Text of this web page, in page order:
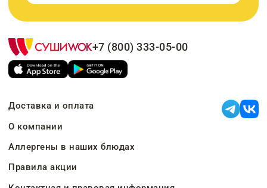
+7 (800) 333-05-00
Доставка и оплата
О компании
Аллергены в наших блюдах
Правила акции